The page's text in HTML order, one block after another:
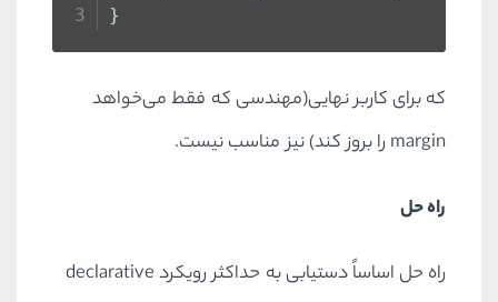
}
که برای کاربر نهایی(مهندسی که فقط می‌خواهد
margin را بروز کند) نیز مناسب نیست.
راه حل
راه حل اساساً دستیابی به حداکثر رویکردdeclarative